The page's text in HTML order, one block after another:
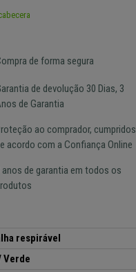
de forma segura
de devolução 30 Dias, 3
de Garantia
ao comprador, cumpridos
acordo com a Confiança Online
anos de garantia em todos os
respirável
Verde